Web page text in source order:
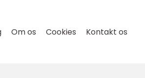
Om os Cookies Kontakt os